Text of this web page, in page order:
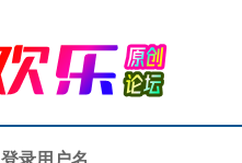
登录用户名